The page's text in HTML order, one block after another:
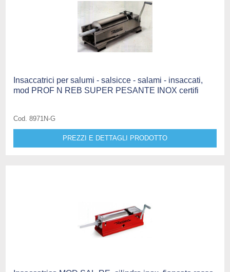
Insaccatrici per salumi - salsicce - salami - insaccati,
mod PROF N REB SUPER PESANTE INOX certifi
Cod. 8971N-G
PREZZI E DETTAGLI PRODOTTO